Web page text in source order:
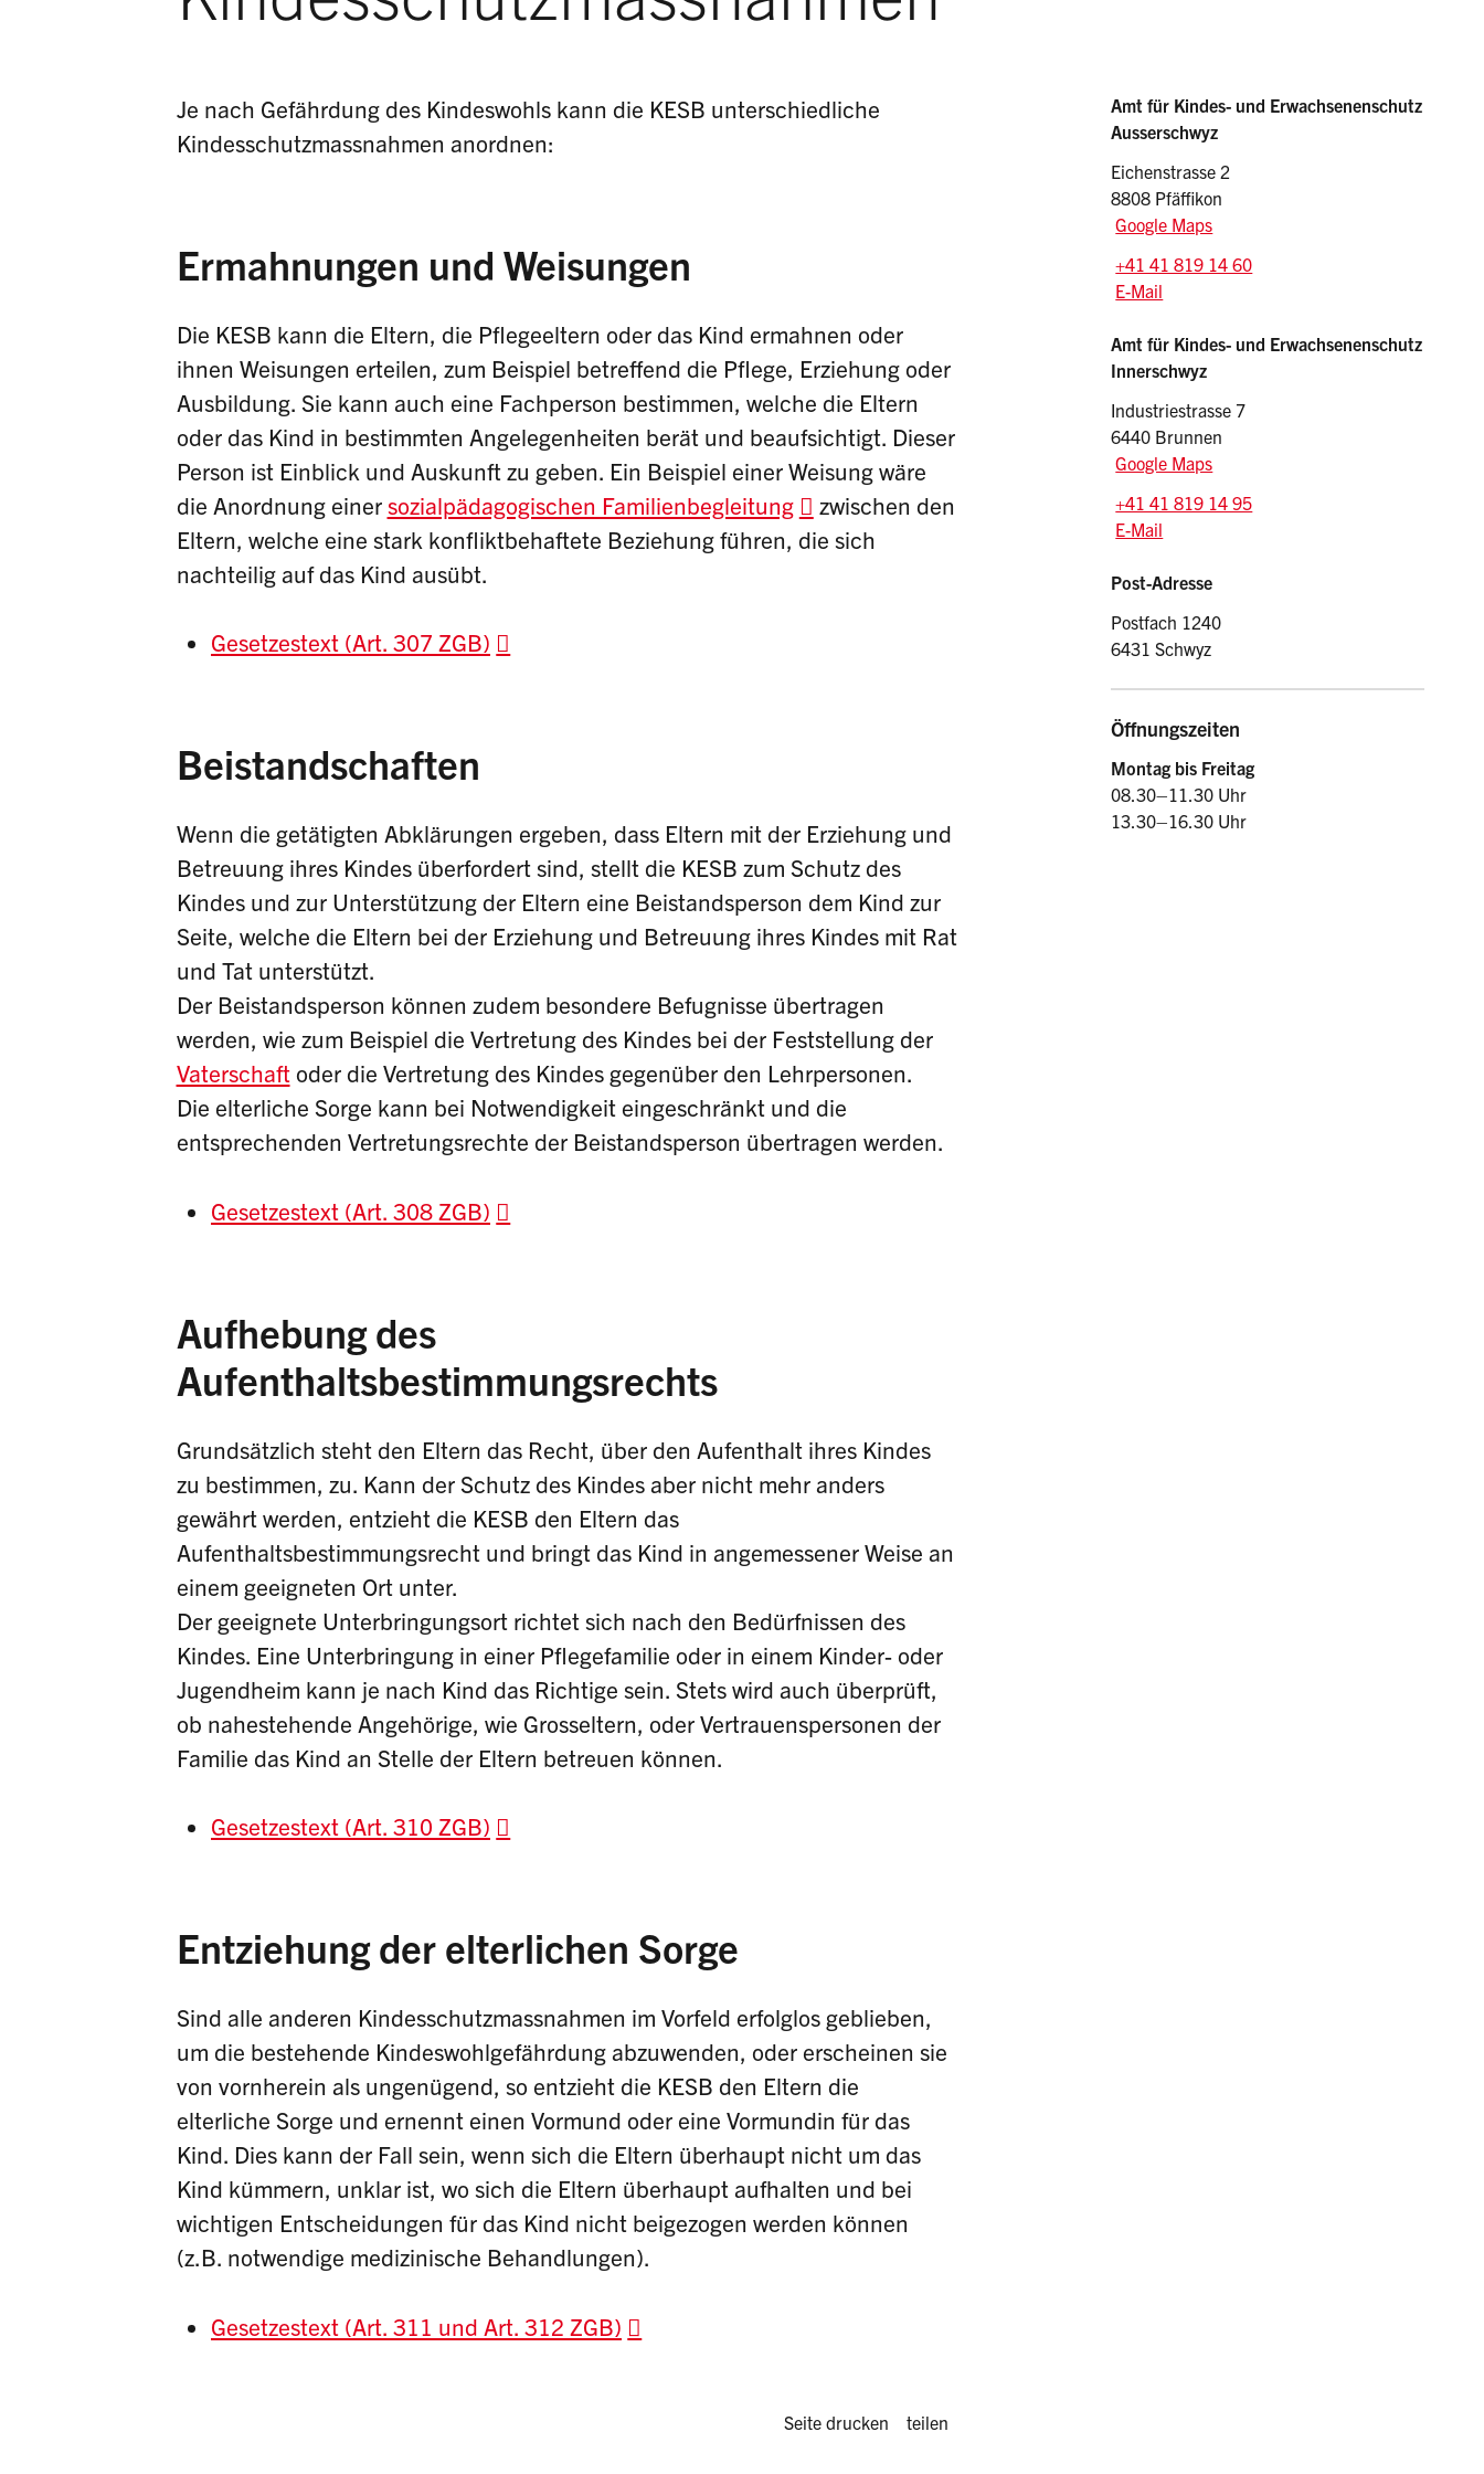
Je nach Gefährdung des Kindeswohls kann die KESB unterschiedliche
Kindesschutzmassnahmen anordnen:
Ermahnungen und Weisungen
Die KESB kann die Eltern, die Pflegeeltern oder das Kind ermahnen oder
ihnen Weisungen erteilen, zum Beispiel betreffend die Pflege, Erziehung oder
Ausbildung. Sie kann auch eine Fachperson bestimmen, welche die Eltern
oder das Kind in bestimmten Angelegenheiten berät und beaufsichtigt. Dieser
Person ist Einblick und Auskunft zu geben. Ein Beispiel einer Weisung wäre
die Anordnung einersozialpädagogischen Familienbegleitung
zwischen den
Eltern, welche eine stark konfliktbehaftete Beziehung führen, die sich
nachteilig auf das Kind ausübt.
Gesetzestext (Art. 307 ZGB)
Beistandschaften
Wenn die getätigten Abklärungen ergeben, dass Eltern mit der Erziehung und
Betreuung ihres Kindes überfordert sind, stellt die KESB zum Schutz des
Kindes und zur Unterstützung der Eltern eine Beistandsperson dem Kind zur
Seite, welche die Eltern bei der Erziehung und Betreuung ihres Kindes mit Rat
und Tat unterstützt.
Der Beistandsperson können zudem besondere Befugnisse übertragen
werden, wie zum Beispiel die Vertretung des Kindes bei der Feststellung der
Vaterschaftoder die Vertretung des Kindes gegenüber den Lehrpersonen.
Die elterliche Sorge kann bei Notwendigkeit eingeschränkt und die
entsprechenden Vertretungsrechte der Beistandsperson übertragen werden.
Gesetzestext (Art. 308 ZGB)
Aufhebung des
Aufenthaltsbestimmungsrechts
Grundsätzlich steht den Eltern das Recht, über den Aufenthalt ihres Kindes
zu bestimmen, zu. Kann der Schutz des Kindes aber nicht mehr anders
gewährt werden, entzieht die KESB den Eltern das
Aufenthaltsbestimmungsrecht und bringt das Kind in angemessener Weise an
einem geeigneten Ort unter.
Der geeignete Unterbringungsort richtet sich nach den Bedürfnissen des
Kindes. Eine Unterbringung in einer Pflegefamilie oder in einem Kinder- oder
Jugendheim kann je nach Kind das Richtige sein. Stets wird auch überprüft,
ob nahestehende Angehörige, wie Grosseltern, oder Vertrauenspersonen der
Familie das Kind an Stelle der Eltern betreuen können.
Gesetzestext (Art. 310 ZGB)
Entziehung der elterlichen Sorge
Sind alle anderen Kindesschutzmassnahmen im Vorfeld erfolglos geblieben,
um die bestehende Kindeswohlgefährdung abzuwenden, oder erscheinen sie
von vornherein als ungenügend, so entzieht die KESB den Eltern die
elterliche Sorge und ernennt einen Vormund oder eine Vormundin für das
Kind. Dies kann der Fall sein, wenn sich die Eltern überhaupt nicht um das
Kind kümmern, unklar ist, wo sich die Eltern überhaupt aufhalten und bei
wichtigen Entscheidungen für das Kind nicht beigezogen werden können
(z.B. notwendige medizinische Behandlungen).
Gesetzestext (Art. 311 und Art. 312 ZGB)
Sidebar
Adressen
Amt für Kindes- und Erwachsenenschutz
Ausserschwyz
Eichenstrasse 2
8808 Pfäffikon
Google Maps
Tel.:
+41 41 819 14 60
E-Mail: kesa
E-Mail
Amt für Kindes- und Erwachsenenschutz
Innerschwyz
Industriestrasse 7
6440 Brunnen
Google Maps
Tel.:
+41 41 819 14 95
E-Mail: kesi
E-Mail
Post-Adresse
Postfach 1240
6431 Schwyz
Öffnungszeiten
Montag bis Freitag
08.30–11.30 Uhr
13.30–16.30 Uhr
Diese Seite drucken oder teilen:
Seite drucken teilen